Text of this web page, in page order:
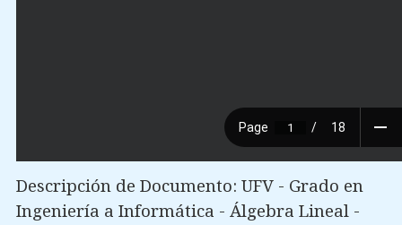
Descripción de Documento: UFV - Grado en
Ingeniería a Informática - Álgebra Lineal -